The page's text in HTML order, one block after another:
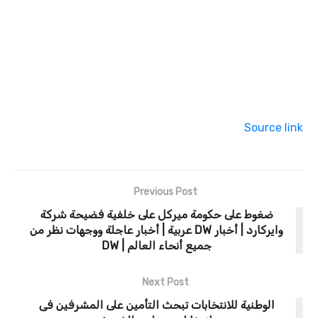
Source link
Previous Post
ضغوط على حكومة ميركل على خلفية فضيحة شركة
وايركارد | أخبار DW عربية | أخبار عاجلة ووجهات نظر من
جميع أنحاء العالم | DW
Next Post
الوطنية للانتخابات تبحث التأمين على المشرفين فى